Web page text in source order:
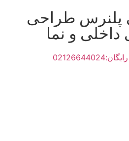
پلنرس طراحی
داخلی و نما